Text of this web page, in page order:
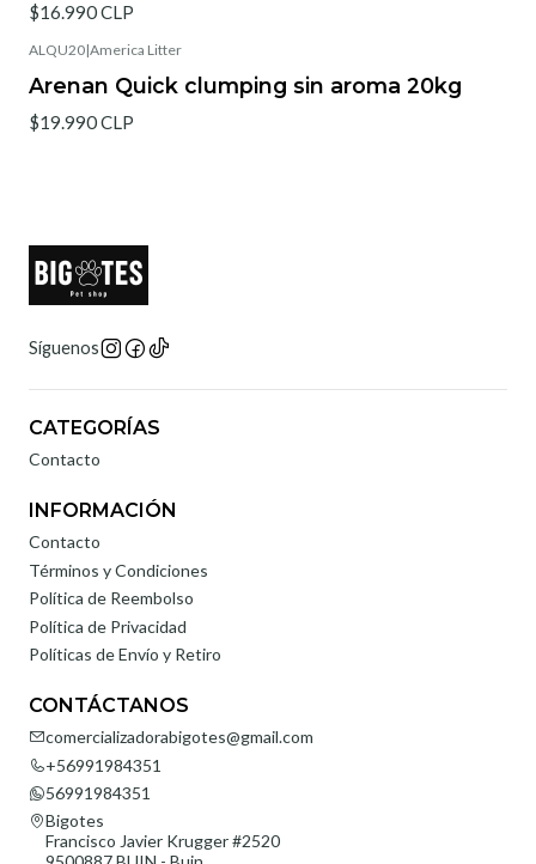
$16.990 CLP
ALQU20|America Litter
Arenan Quick clumping sin aroma 20kg
$19.990 CLP
Síguenos
CATEGORÍAS
Contacto
INFORMACIÓN
Contacto
Términos y Condiciones
Política de Reembolso
Política de Privacidad
Políticas de Envío y Retiro
CONTÁCTANOS
comercializadorabigotes@gmail.com
+56991984351
56991984351
Bigotes
Francisco Javier Krugger #2520